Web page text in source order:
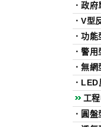
．政府
．V型
．功能
．警用
．無網
． LED
工
． 圓盤